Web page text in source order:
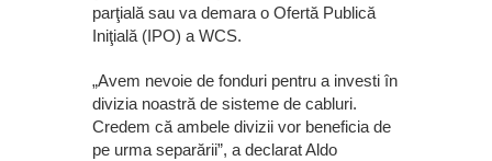
parţială sau va demara o Ofertă Publică
Iniţială (IPO) a WCS.
„Avem nevoie de fonduri pentru a investi în
divizia noastră de sisteme de cabluri.
Credem că ambele divizii vor beneficia de
pe urma separării”, a declarat Aldo